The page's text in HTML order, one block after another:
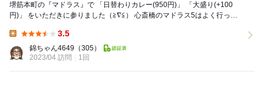
堺筋本町の『マドラス』で 「日替わりカレー(950円)」 「大盛り(+100
円)」 をいただきに参りました（≧∇≦） 心斎橋のマドラス5はよく行って
3.5
錦ちゃん4649 （305）
2023/04 訪問
1回